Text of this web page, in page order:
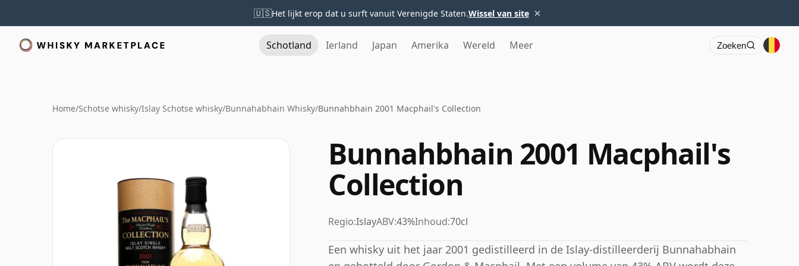
🇺🇸Het lijkt erop dat u surft vanuit Verenigde Staten.Wissel van site ×
Schotland Ierland Japan Amerika Wereld Meer Zoeken
Home/Schotse whisky/Islay Schotse whisky/Bunnahabhain Whisky/Bunnahbhain 2001 Macphail's Collection
Bunnahbhain 2001 Macphail's
Collection
Regio:IslayABV:43%Inhoud:70cl
Een whisky uit het jaar 2001 gedistilleerd in de Islay-distilleerderij Bunnahabhain